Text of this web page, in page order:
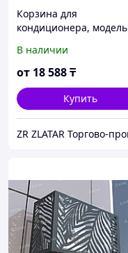
Корзина для
кондиционера, модель
В наличии
от 18 588₸
Купить